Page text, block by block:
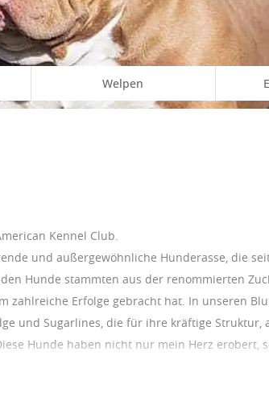
Welpen
Kennel Club.
und außergewöhnliche Hunderasse, die
Hunde stammten aus der renommierten
zahlreiche Erfolge gebracht hat. In unseren
und Sugarlines, die für ihre kräftige Struktur,
Hunde haben nicht nur mein Herz erobert,
haben. Zu Kais herausragenden